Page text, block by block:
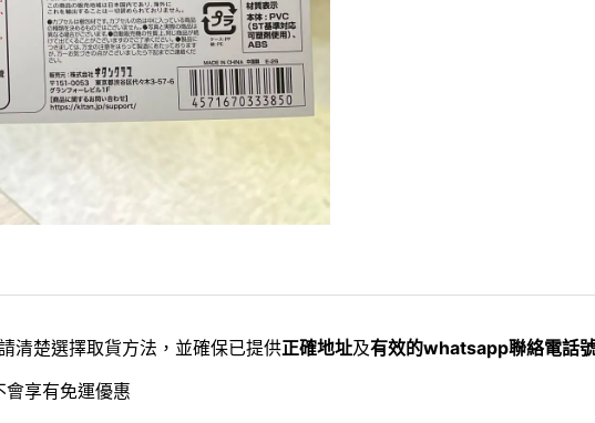
清楚選擇取貨方法，並確保已提供正確地址及有效的whatsapp聯絡電話
享有免運優惠